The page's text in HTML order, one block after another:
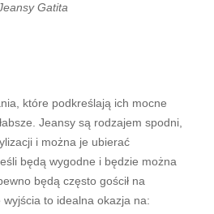
Gatita
które podkreślają ich mocne
Jeansy są rodzajem spodni,
i można je ubierać
będą wygodne i będzie można
będą często gościł na
to idealna okazja na: